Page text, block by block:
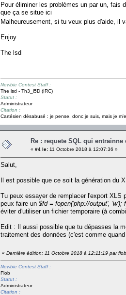
Pour éliminer les problèmes un par un,
que ça se situe ici
Malheureusement, si tu veux plus d'aide, il
Enjoy
The lsd
Newbie Contest Staff :
The lsd - Th3_l5D (IRC)
Statut :
Administrateur
Citation :
Cartésien désabusé : je pense, donc je suis, mais je
Re : requete SQL qui entrainne
« #4 le: 11 Octobre 2018 à 12:07:36 »
Salut,
Il est possible que ce soit la génération du
Tu peux essayer de remplacer l'export
peux faire un $fd = fopen('php://output', 'w');
éviter d'utiliser un fichier temporaire (à
Edit : Il aussi possible que tu dépasses la
traitement des données (c'est comme
« Dernière édition: 11 Octobre 2018 à 12:11:19 par flob
Newbie Contest Staff :
Flob
Statut :
Administrateur
Citation :